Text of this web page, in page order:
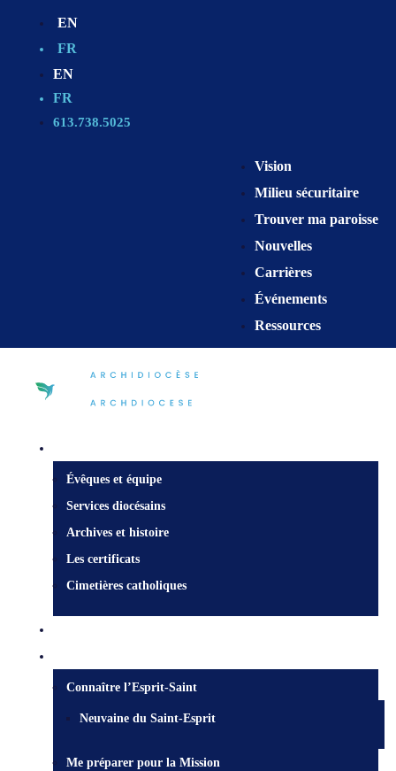
EN
FR
EN
FR
613.738.5025
Vision
Milieu sécuritaire
Trouver ma paroisse
Nouvelles
Carrières
Événements
Ressources
Évêques et équipe
Services diocésains
Archives et histoire
Les certificats
Cimetières catholiques
Connaître l’Esprit-Saint
Neuvaine du Saint-Esprit
Me préparer pour la Mission